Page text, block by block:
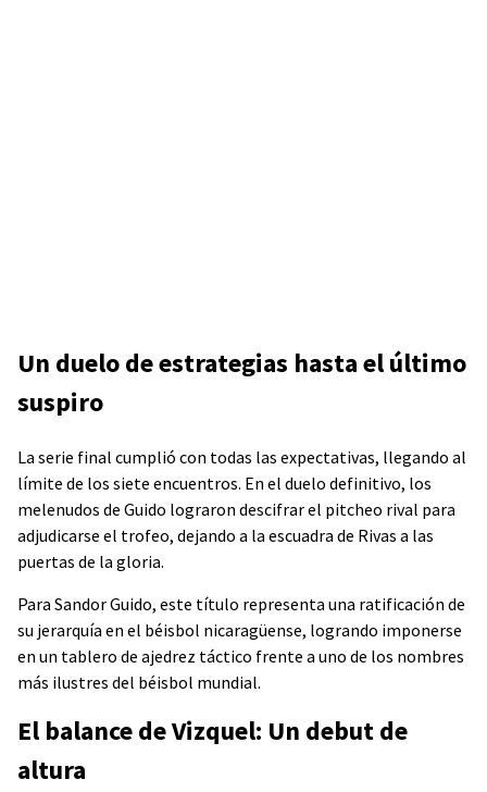
Un duelo de estrategias hasta el último
suspiro
La serie final cumplió con todas las expectativas, llegando al
límite de los siete encuentros. En el duelo definitivo, los
melenudos de Guido lograron descifrar el pitcheo rival para
adjudicarse el trofeo, dejando a la escuadra de Rivas a las
puertas de la gloria.
Para Sandor Guido, este título representa una ratificación de
su jerarquía en el béisbol nicaragüense, logrando imponerse
en un tablero de ajedrez táctico frente a uno de los nombres
más ilustres del béisbol mundial.
El balance de Vizquel: Un debut de
altura